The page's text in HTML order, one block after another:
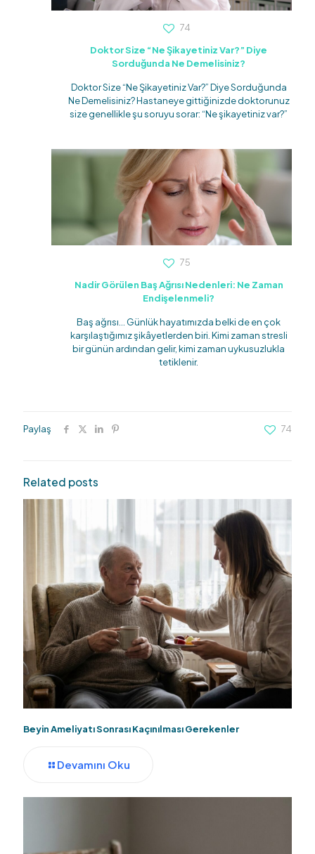
74
Doktor Size “Ne Şikayetiniz Var?” Diye
Sorduğunda Ne Demelisiniz?
Doktor Size “Ne Şikayetiniz Var?” Diye Sorduğunda
Ne Demelisiniz? Hastaneye gittiğinizde doktorunuz
size genellikle şu soruyu sorar: “Ne şikayetiniz var?”
75
Nadir Görülen Baş Ağrısı Nedenleri: Ne Zaman
Endişelenmeli?
Baş ağrısı… Günlük hayatımızda belki de en çok
karşılaştığımız şikâyetlerden biri. Kimi zaman stresli
bir günün ardından gelir, kimi zaman uykusuzlukla
tetiklenir.
Paylaş 74
Related posts
Beyin Ameliyatı Sonrası Kaçınılması Gerekenler
Devamını Oku